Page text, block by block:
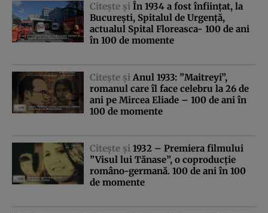
Citeşte şi În 1934 a fost înfiinţat, la
Bucureşti, Spitalul de Urgenţă,
actualul Spital Floreasca- 100 de ani
în 100 de momente
Citeşte şi Anul 1933: ”Maitreyi”,
romanul care îl face celebru la 26 de
ani pe Mircea Eliade – 100 de ani în
100 de momente
Citeşte şi 1932 – Premiera filmului
”Visul lui Tănase”, o coproducţie
româno-germană. 100 de ani în 100
de momente